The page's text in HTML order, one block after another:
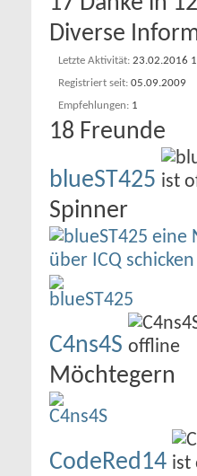
Diverse
Letzte Aktivität 23.02.2016
Registriert seit 05.09.2009
Empfehlungen
1
18 Freunde
blueST425
Spinner
C4ns4S
Möchtegern
CodeRed14